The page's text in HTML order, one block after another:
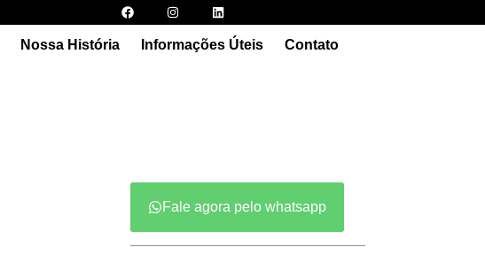
Nossa História Informações Úteis Contato
Fale agora pelo whatsapp